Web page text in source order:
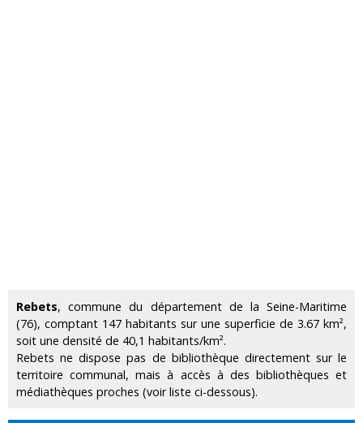
Rebets, commune du département de la Seine-Maritime
(76), comptant 147 habitants sur une superficie de 3.67 km²,
soit une densité de 40,1 habitants/km².
Rebets ne dispose pas de bibliothèque directement sur le
territoire communal, mais à accès à des bibliothèques et
médiathèques proches (voir liste ci-dessous).